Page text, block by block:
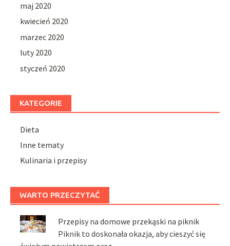
maj 2020
kwiecień 2020
marzec 2020
luty 2020
styczeń 2020
KATEGORIE
Dieta
Inne tematy
Kulinaria i przepisy
WARTO PRZECZYTAĆ
Przepisy na domowe przekąski na piknik
Piknik to doskonała okazja, aby cieszyć się